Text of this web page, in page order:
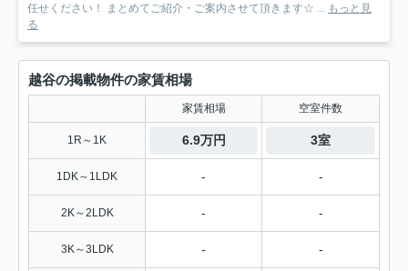
任せください！ まとめてご紹介・ご案内させて頂きます☆ ... もっと見
る
越谷の掲載物件の家賃相場
家賃相場 空室件数
1R～1K 6.9万円 3室
1DK～1LDK - -
2K～2LDK - -
3K～3LDK - -